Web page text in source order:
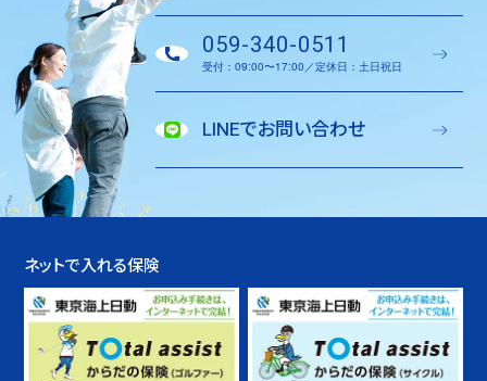
059-340-0511
受付：09:00〜17:00／定休日：土日祝日
LINEでお問い合わせ
ネットで入れる保険